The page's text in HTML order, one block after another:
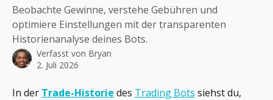
Beobachte Gewinne, verstehe Gebühren und
optimiere Einstellungen mit der transparenten
Historienanalyse deines Bots.
Verfasst von Bryan
2. Juli 2026
In der Trade-Historie des Trading Bots siehst du,